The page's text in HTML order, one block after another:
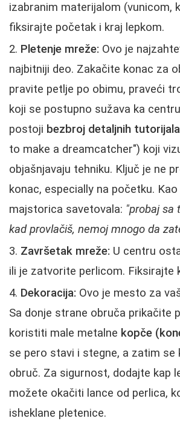
izabranim materijalom (vunicom,
fiksirajte početak i kraj lepkom.
Pletenje mreže: Ovo je
najbitniji deo. Zakačite konac za
pravite petlje po obimu, praveći
koji se postupno sužava ka
postoji bezbroj detaljnih tutorijala
to make a dreamcatcher") koji
objašnjavaju tehniku. Ključ je ne
konac, especially na početku.
majstorica savetovala: "probaj sa
kad provlačiš, nemoj mnogo da
Završetak mreže: U centru
ili je zatvorite perlicom. Fiksirajte
Dekoracija: Ovo je mesto za
Sa donje strane obruča prikačite
koristiti male metalne kopče
se pero stavi i stegne, a zatim se
obruč. Za sigurnost, dodajte kap
možete okačiti lance od perlica,
isheklane pletenice.